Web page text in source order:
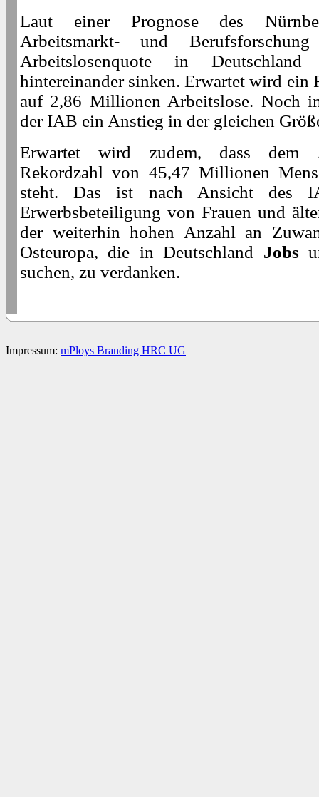
Laut einer Prognose des
Arbeitsmarkt- und
Arbeitslosenquote in
hintereinander sinken. Erwartet wird ein
auf 2,86 Millionen Arbeitslose. Noch
der IAB ein Anstieg in der gleichen
Erwartet wird zudem, dass dem
Rekordzahl von 45,47 Millionen
steht. Das ist nach Ansicht des
Erwerbsbeteiligung von Frauen und
der weiterhin hohen Anzahl an
Osteuropa, die in Deutschland Jobs
suchen, zu verdanken.
Impressum: mPloys Branding HRC UG